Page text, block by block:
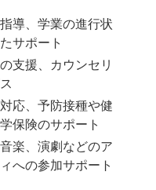
導、学業の進行状
サポート
支援、カウンセリ
応、予防接種や健
保険のサポート
楽、演劇などのア
への参加サポート